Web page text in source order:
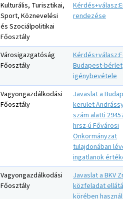
Kulturális, Turisztikai,
Sport, Köznevelési
és Szociálpolitikai
Főosztály
rendezése
Városigazgatóság
Főosztály
Budapest-bérlet
igénybevétele
Vagyongazdálkodási
Főosztály
Javaslat a
kerület
szám alatti
hrsz-ú Fővárosi
Önkormányzat
tulajdonában
ingatlanok
Vagyongazdálkodási
Főosztály
Javaslat a BKV
közfeladat
körében